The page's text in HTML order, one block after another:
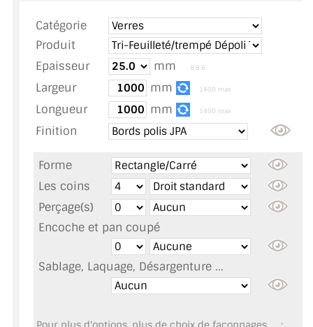
TOUS LES TARIFS AU M2
GUIDE : CHOIX PAR UTILISATION
INSPIRATIONS ET NOUVEAUTÉS
AMBIANCE LAITON BROSSÉ
MIROIR SUR MESURE
MIROIR VIEILLI
MIROIR DÉCORATIF DE COULEUR
LOTS DE MIROIRS EN MOZAÏQUE
Catégorie
Produit
Epaisseur
mm 8.8.6
Largeur mm 1400 max
Longueur mm 1400 max
Finition
Forme
Les coins
Perçage(s)
Encoche et pan coupé
Sablage, Laquage, Désargenture ...